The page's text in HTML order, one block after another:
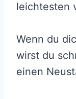
leichtesten
Wenn du
wirst du
einen